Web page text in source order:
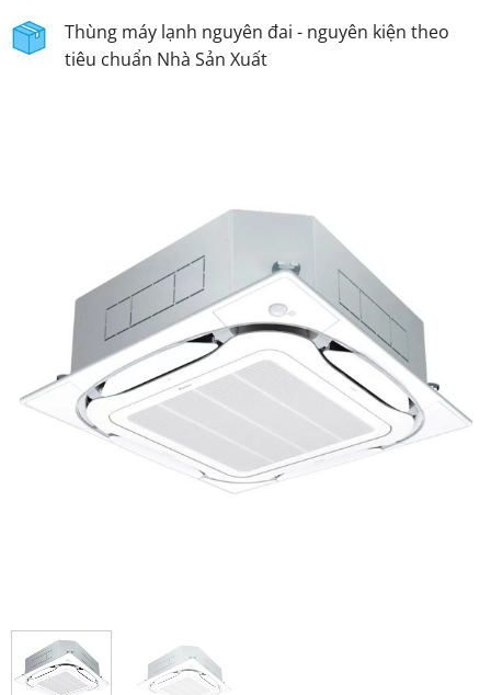
Thùng máy lạnh nguyên đai - nguyên kiện theo
tiêu chuẩn Nhà Sản Xuất